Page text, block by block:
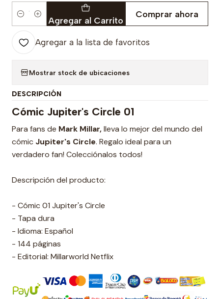
Cantidad Agregar al Carrito
Comprar ahora
Agregar a la lista de favoritos
Mostrar stock de ubicaciones
DESCRIPCIÓN
Cómic Jupiter's Circle 01
Para fans de Mark Millar,lleva lo mejor del mundo del
cómic Jupiter's Circle. Regalo ideal para un
verdadero fan! Colecciónalos todos!
Descripción del producto:
- Cómic 01 Jupiter's Circle
- Tapa dura
- Idioma: Español
- 144 páginas
- Editorial: Millarworld Netflix